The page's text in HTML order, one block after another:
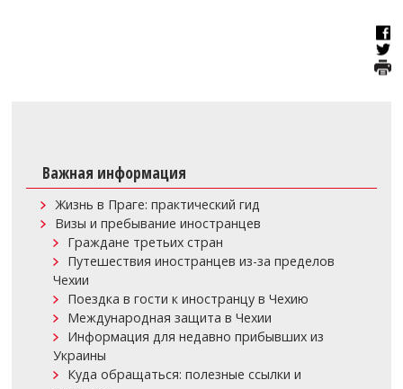
Важная информация
Жизнь в Праге: практический гид
Визы и пребывание иностранцев
Граждане третьих стран
Путешествия иностранцев из-за пределов
Чехии
Поездка в гости к иностранцу в Чехию
Международная защита в Чехии
Информация для недавно прибывших из
Украины
Куда обращаться: полезные ссылки и